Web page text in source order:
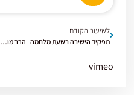
לשיעור הקודם
תפקיד הישיבה בשעת מלחמה | הרב מוטי ברוך
vimeo